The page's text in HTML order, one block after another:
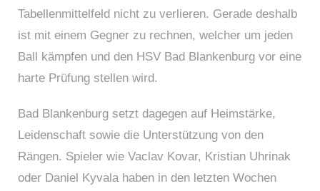
Tabellenmittelfeld nicht zu verlieren. Gerade deshalb
ist mit einem Gegner zu rechnen, welcher um jeden
Ball kämpfen und den HSV Bad Blankenburg vor eine
harte Prüfung stellen wird.
Bad Blankenburg setzt dagegen auf Heimstärke,
Leidenschaft sowie die Unterstützung von den
Rängen. Spieler wie Vaclav Kovar, Kristian Uhrinak
oder Daniel Kyvala haben in den letzten Wochen